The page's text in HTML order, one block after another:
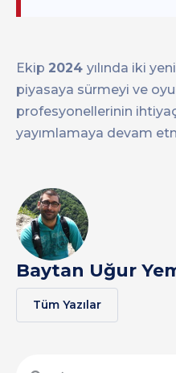
Ekip 2024 yılında iki
piyasaya sürmeyi ve
profesyonellerinin
yayımlamaya devam
Baytan Uğur
Tüm Yazılar